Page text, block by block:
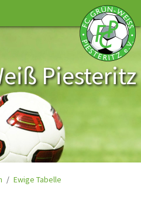
Piesteritz
Ewige Tabelle